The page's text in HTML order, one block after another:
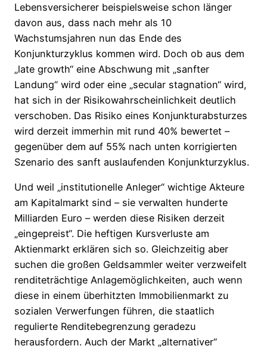
Lebensversicherer beispielsweise schon länger
davon aus, dass nach mehr als 10
Wachstumsjahren nun das Ende des
Konjunkturzyklus kommen wird. Doch ob aus dem
„late growth“ eine Abschwung mit „sanfter
Landung“ wird oder eine „secular stagnation“ wird,
hat sich in der Risikowahrscheinlichkeit deutlich
verschoben. Das Risiko eines Konjunkturabsturzes
wird derzeit immerhin mit rund 40% bewertet –
gegenüber dem auf 55% nach unten korrigierten
Szenario des sanft auslaufenden Konjunkturzyklus.
Und weil „institutionelle Anleger“ wichtige Akteure
am Kapitalmarkt sind – sie verwalten hunderte
Milliarden Euro – werden diese Risiken derzeit
„eingepreist“. Die heftigen Kursverluste am
Aktienmarkt erklären sich so. Gleichzeitig aber
suchen die großen Geldsammler weiter verzweifelt
renditeträchtige Anlagemöglichkeiten, auch wenn
diese in einem überhitzten Immobilienmarkt zu
sozialen Verwerfungen führen, die staatlich
regulierte Renditebegrenzung geradezu
herausfordern. Auch der Markt „alternativer“